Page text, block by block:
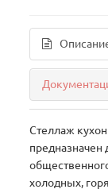
Стеллаж
предназначен
холодных,